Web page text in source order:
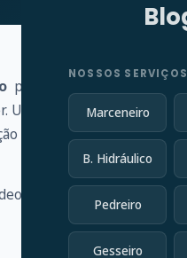
NOSSOS SERVIÇOS
Marceneiro
B. Hidráulico
Pedreiro
Gesseiro
pode identificar vários
haste flexível
ou linha de esgoto e
no tubo ajudam a